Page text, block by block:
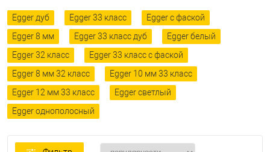
Egger дуб Egger 33 класс
Egger с фаской
Egger 8 мм
Egger 33 класс дуб
Egger белый
Egger 32 класс
Egger 33 класс с фаской
Egger 8 мм 32 класс
Egger 10 мм 33 класс
Egger 12 мм 33 класс
Egger светлый
Egger однополосный